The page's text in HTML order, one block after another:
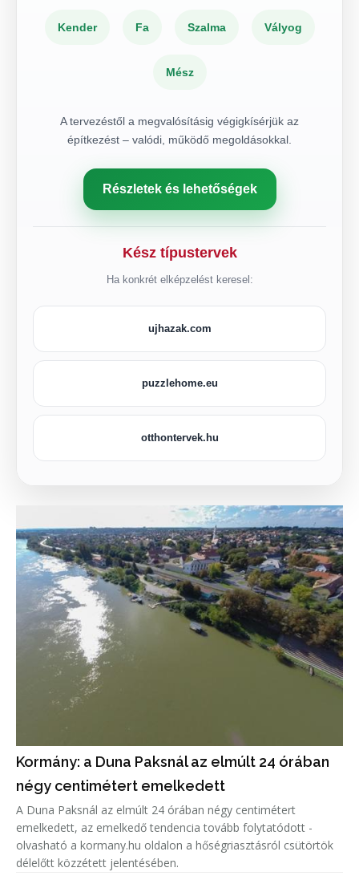
Kender Fa Szalma Vályog
Mész
A tervezéstől a megvalósításig végigkísérjük az
építkezést – valódi, működő megoldásokkal.
Részletek és lehetőségek
Kész típustervek
Ha konkrét elképzelést keresel:
ujhazak.com
puzzlehome.eu
otthontervek.hu
Kormány: a Duna Paksnál az elmúlt 24 órában
négy centimétert emelkedett
A Duna Paksnál az elmúlt 24 órában négy centimétert
emelkedett, az emelkedő tendencia tovább folytatódott -
olvasható a kormany.hu oldalon a hőségriasztásról csütörtök
délelőtt közzétett jelentésében.